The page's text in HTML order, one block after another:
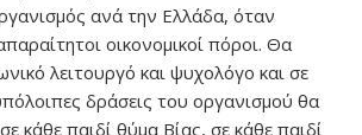
ανά την Ελλάδα, όταν
οικονομικοί πόροι. Θα
λειτουργό και ψυχολόγο και σε
δράσεις του οργανισμού θα
κάθε παιδί θύμα Βίας, σε κάθε παιδί